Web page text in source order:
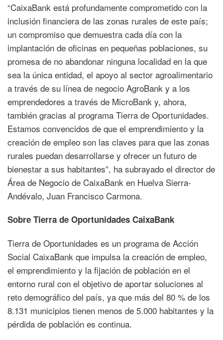
“CaixaBank está profundamente comprometido con la
inclusión financiera de las zonas rurales de este país;
un compromiso que demuestra cada día con la
implantación de oficinas en pequeñas poblaciones, su
promesa de no abandonar ninguna localidad en la que
sea la única entidad, el apoyo al sector agroalimentario
a través de su línea de negocio AgroBank y a los
emprendedores a través de MicroBank y, ahora,
también gracias al programa Tierra de Oportunidades.
Estamos convencidos de que el emprendimiento y la
creación de empleo son las claves para que las zonas
rurales puedan desarrollarse y ofrecer un futuro de
bienestar a sus habitantes”, ha subrayado el director de
Área de Negocio de CaixaBank en Huelva Sierra-
Andévalo, Juan Francisco Carmona.
Sobre Tierra de Oportunidades CaixaBank
Tierra de Oportunidades es un programa de Acción
Social CaixaBank que impulsa la creación de empleo,
el emprendimiento y la fijación de población en el
entorno rural con el objetivo de aportar soluciones al
reto demográfico del país, ya que más del 80 % de los
8.131 municipios tienen menos de 5.000 habitantes y la
pérdida de población es continua.